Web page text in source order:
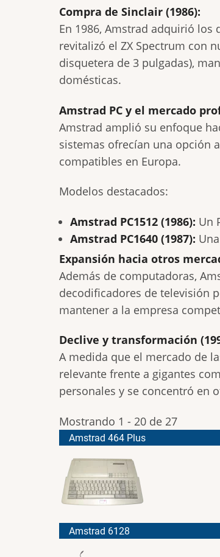
Compra de Sinclair (1986):
En 1986, Amstrad adquirió los
revitalizó el ZX Spectrum con
disquetera de 3 pulgadas),
domésticas.
Amstrad PC y el mercado
Amstrad amplió su enfoque
sistemas ofrecían una opción
compatibles en Europa.
Modelos destacados:
Amstrad PC1512 (1986): Un
Amstrad PC1640 (1987):
Expansión hacia otros
Además de computadoras,
decodificadores de televisión
mantener a la empresa
Declive y transformación
A medida que el mercado de
relevante frente a gigantes
personales y se concentró en
Mostrando 1 - 20 de 27
Amstrad 464 Plus
Amstrad 6128